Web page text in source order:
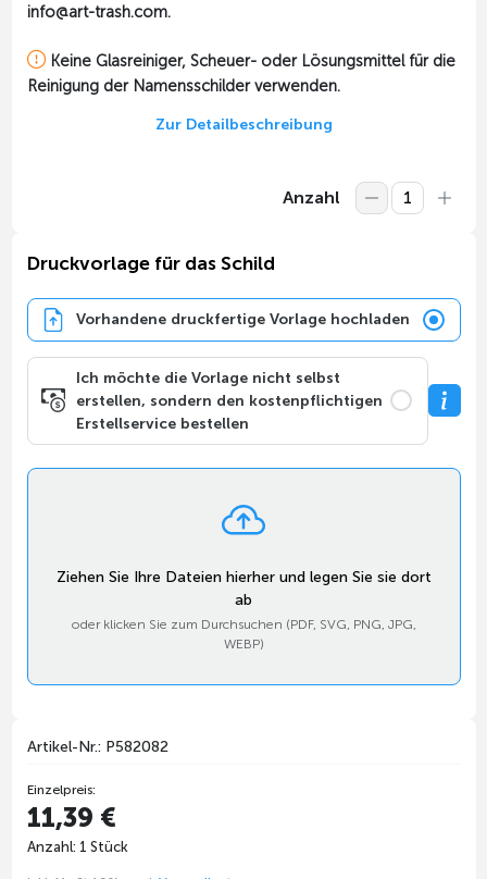
info@art-trash.com.
Keine Glasreiniger, Scheuer- oder Lösungsmittel für die
Reinigung der Namensschilder verwenden.
Zur Detailbeschreibung
Anzahl
Druckvorlage für das Schild
Vorhandene druckfertige Vorlage hochladen
Ich möchte die Vorlage nicht selbst
erstellen, sondern den kostenpflichtigen
Erstellservice bestellen
Ziehen Sie Ihre Dateien hierher und legen Sie sie dort
ab
oder klicken Sie zum Durchsuchen (PDF, SVG, PNG, JPG,
WEBP)
Artikel-Nr.: P582082
Einzelpreis:
11,39 €
Anzahl: 1 Stück